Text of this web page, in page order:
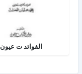
الفوائد ت عيون